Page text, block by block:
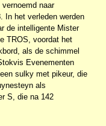
naar
In het verleden werden
de intelligente Mister
TROS, voordat het
als de schimmel
Evenementen
sulky met pikeur, die
als
S, die na 142